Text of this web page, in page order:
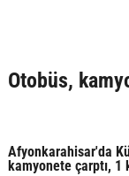
Otobüs,
Afyonkarahisar'da
kamyonete çarptı, 1